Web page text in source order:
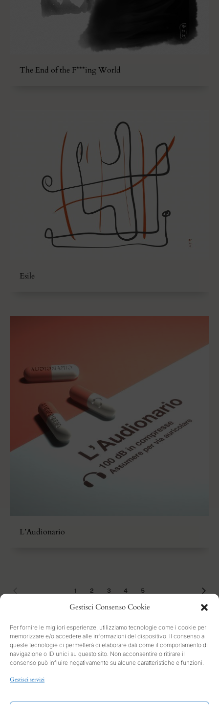
Gestisci Consenso Cookie
Per fornire le migliori esperienze, utilizziamo tecnologie come i cookie per
memorizzare e/o accedere alle informazioni del dispositivo. Il consenso a
queste tecnologie ci permetterà di elaborare dati come il comportamento di
navigazione o ID unici su questo sito. Non acconsentire o ritirare il
consenso può influire negativamente su alcune caratteristiche e funzioni.
Gestisci servizi
The End of the F***ing World
Esile
L’Audionario
1 2 3 4 5
SEARCH